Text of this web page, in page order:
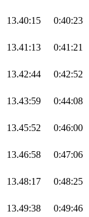
13.40:15 0:40:23
13.41:13 0:41:21
13.42:44 0:42:52
13.43:59 0:44:08
13.45:52 0:46:00
13.46:58 0:47:06
13.48:17 0:48:25
13.49:38 0:49:46